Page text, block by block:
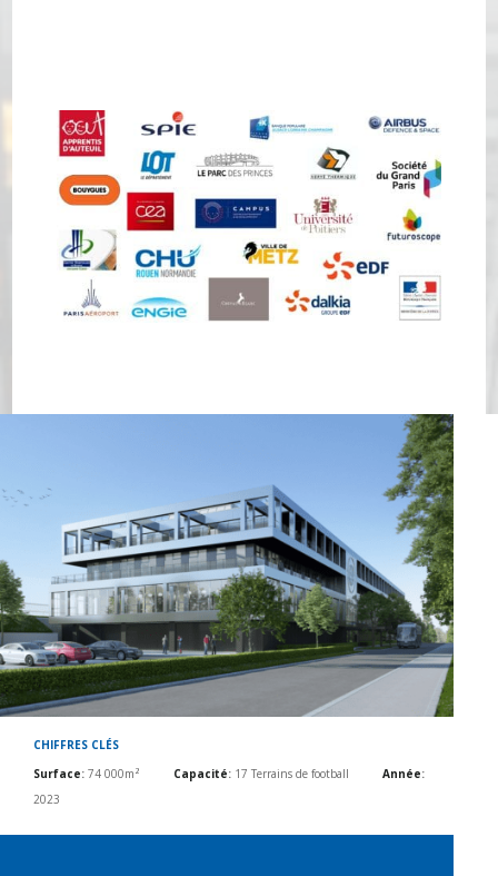
CHIFFRES CLÉS
Surface: 74 000m² Capacité: 17 Terrains de football Année:
2023